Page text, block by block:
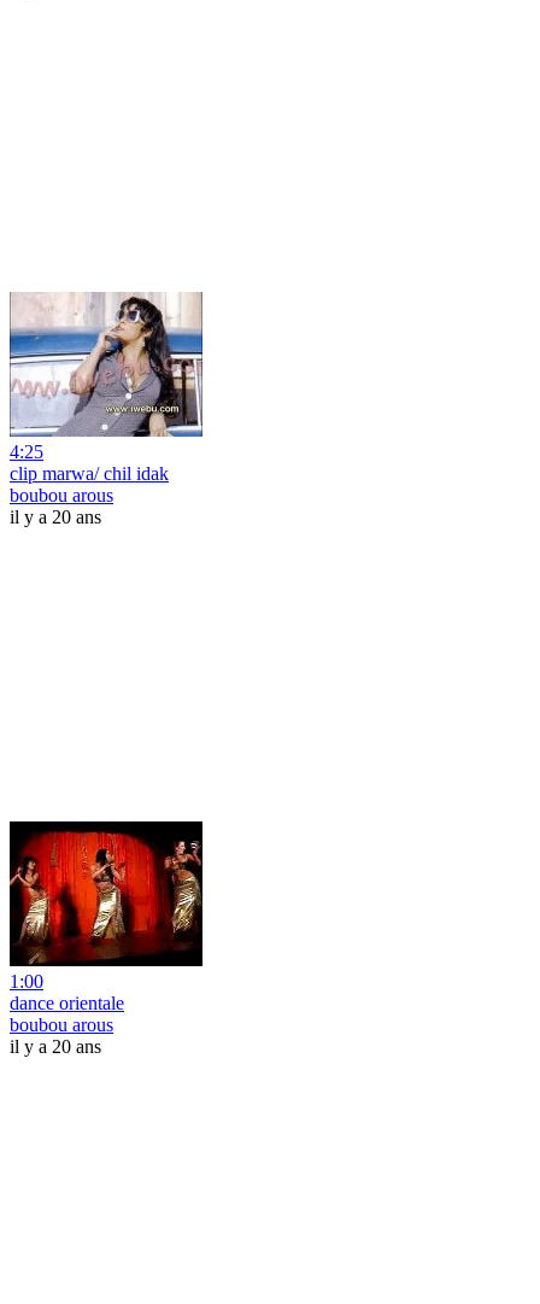
4:25
clip marwa/ chil idak
boubou arous
il y a 20 ans
1:00
dance orientale
boubou arous
il y a 20 ans